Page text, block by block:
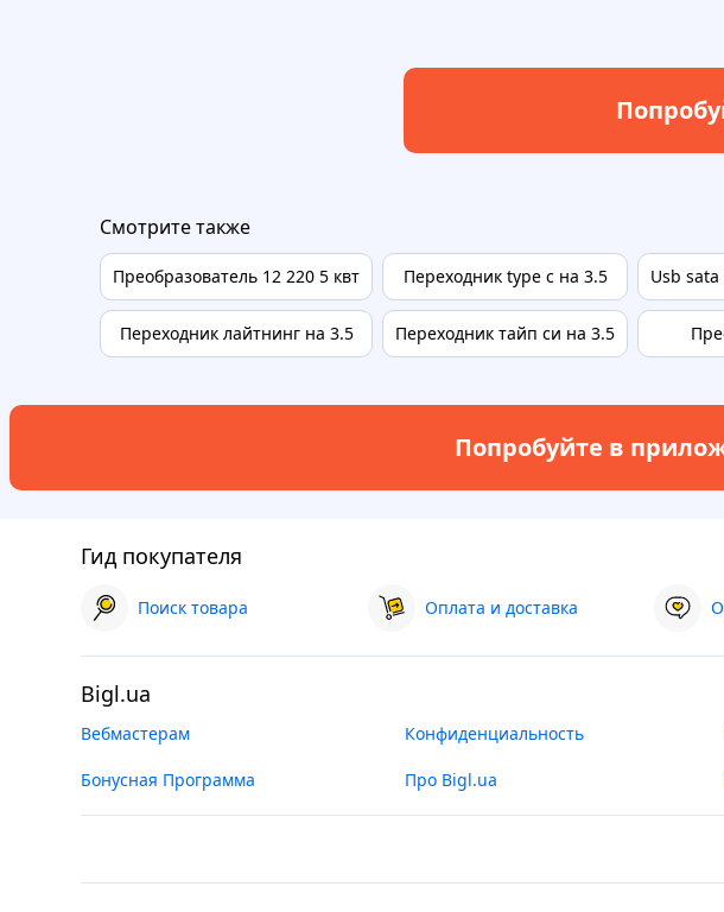
Смотрите также
Преобразователь 12 220 5 квт
Переходник лайтнинг на 3.5
Переходник type c на 3.5
Переходник тайп си на 3.5
Usb sata
Попробуйте в
Гид покупателя
Поиск товара Оплата и доставка
Bigl.ua
Вебмастерам Конфиденциальность
Бонусная Программа Про Bigl.ua